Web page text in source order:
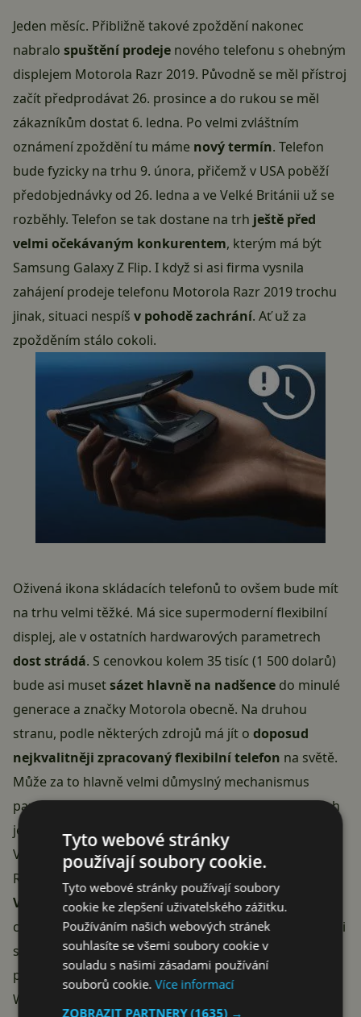
Jeden měsíc. Přibližně takové zpoždění nakonec
nabralo spuštění prodeje nového telefonu s ohebným
displejem Motorola Razr 2019. Původně se měl přístroj
začít předprodávat 26. prosince a do rukou se měl
zákazníkům dostat 6. ledna. Po velmi zvláštním
oznámenízpoždění tu máme nový termín. Telefon
bude fyzicky na trhu 9. února, přičemž v USA poběží
předobjednávky od 26. ledna a ve Velké Británii už se
rozběhly. Telefon se tak dostane na trh ještě před
velmi očekávaným konkurentem, kterým má být
Samsung Galaxy Z Flip. I když si asi firma vysnila
zahájení prodeje telefonu Motorola Razr 2019 trochu
jinak, situaci nespíš v pohodě zachrání. Ať už za
zpožděním stálo cokoli.
Oživená ikona skládacích telefonů to ovšem bude mít
na trhu velmi těžké. Má sice supermoderní flexibilní
displej, ale v ostatních hardwarových parametrech
dost strádá. S cenovkou kolem 35 tisíc (1 500 dolarů)
bude asi musetsázet hlavně na nadšence do minulé
generace a značky Motorola obecně. Na druhou
stranu, podle některých zdrojů má jít o doposud
nejkvalitněji zpracovaný flexibilní telefon na světě.
Může za to hlavně velmi důmyslný mechanismus
pantu. Telefon pochválil také šéf OnePlus, jehož vztah
je jinak zatím k ohebným displejům velmi chladný.
V USA se bude zahájení prodeje telefonu Motorola
Razr 2019 v první vlně týkat
exkluzivně operátora
Verizon . U něj bude přístroj dostupný na splátky po
cca 1 400 korunách (63 dolarů) na 24 měsíců. Zákazníci
si mohou telefon objednat přímo u operátora,
případně na webu výrobce nebo v obchodech
Walmart. Ve Velké Británii je exkluzivním prodejcem
Tyto webové stránky
používají soubory cookie.
Tyto webové stránky používají soubory
cookie ke zlepšení uživatelského zážitku.
Používáním našich webových stránek
souhlasíte se všemi soubory cookie v
souladu s našimi zásadami používání
souborů cookie.Více informací
ZOBRAZIT PARTNERY(1635) →